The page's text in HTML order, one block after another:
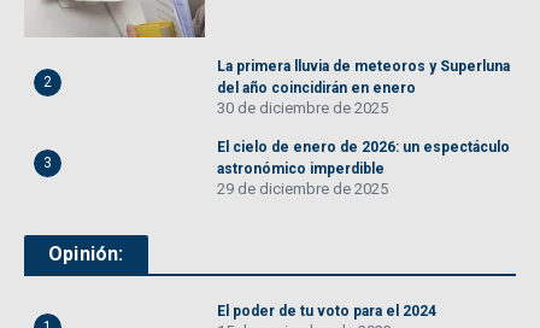
2
La primera lluvia de meteoros y Superluna
del año coincidirán en enero
30 de diciembre de 2025
3
El cielo de enero de 2026: un espectáculo
astronómico imperdible
29 de diciembre de 2025
Opinión:
El poder de tu voto para el 2024